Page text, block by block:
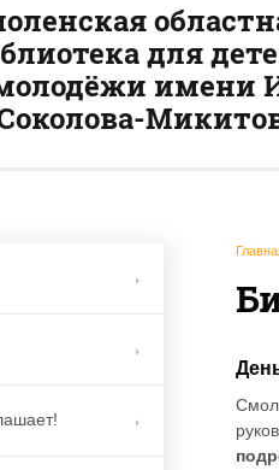
для
имени